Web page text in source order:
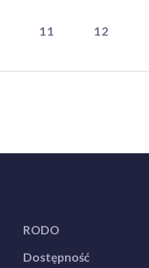
11 12
RODO
Dostępność